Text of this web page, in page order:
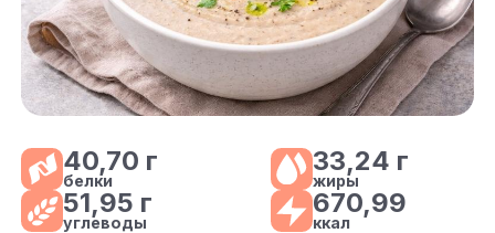
40,70 г
белки
33,24 г
жиры
51,95 г
углеводы
670,99
ккал